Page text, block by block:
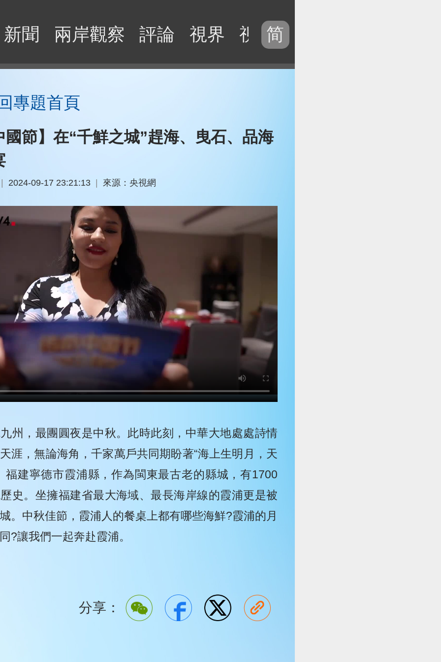
新聞 兩岸觀察 評論 視界 視頻简
專題首頁
國節】在“千鮮之城”趕海、曳石、品海
2024-09-17 23:21:13 來源：央視網
州，最團圓夜是中秋。此時此刻，中華大地處處詩情
涯，無論海角，千家萬戶共同期盼著“海上生明月，天
福建寧德市霞浦縣，作為閩東最古老的縣城，有1700
史。坐擁福建省最大海域、最長海岸線的霞浦更是被
。中秋佳節，霞浦人的餐桌上都有哪些海鮮?霞浦的月
?讓我們一起奔赴霞浦。
分享：